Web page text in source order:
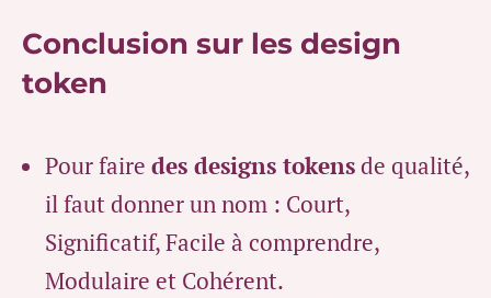
Conclusion sur les design
token
Pour faire des designs tokensde qualité,
il faut donner un nom : Court,
Significatif, Facile à comprendre,
Modulaire et Cohérent.